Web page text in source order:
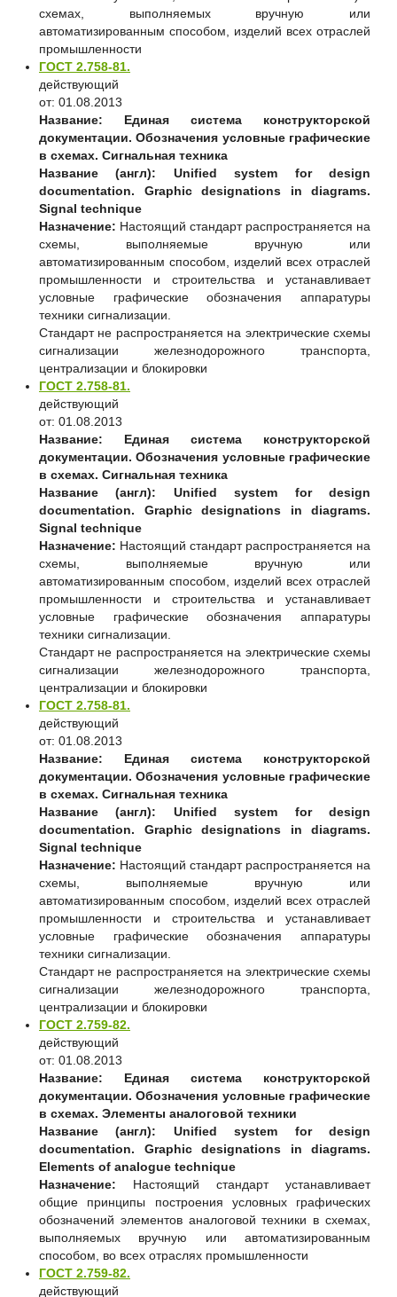
схемах, выполняемых вручную или
автоматизированным способом, изделий всех отраслей
промышленности
ГОСТ 2.758-81.
действующий
от: 01.08.2013
Название:
Единая система конструкторской
документации. Обозначения условные графические
в схемах. Сигнальная техника
Название (англ):
Unified system for design
documentation. Graphic designations in diagrams.
Signal technique
Назначение: Настоящий стандарт распространяется на
схемы, выполняемые вручную или
автоматизированным способом, изделий всех отраслей
промышленности и строительства и устанавливает
условные графические обозначения аппаратуры
техники сигнализации.
Стандарт не распространяется на электрические схемы
сигнализации железнодорожного транспорта,
централизации и блокировки
ГОСТ 2.758-81.
действующий
от: 01.08.2013
Название:
Единая система конструкторской
документации. Обозначения условные графические
в схемах. Сигнальная техника
Название (англ):
Unified system for design
documentation. Graphic designations in diagrams.
Signal technique
Назначение: Настоящий стандарт распространяется на
схемы, выполняемые вручную или
автоматизированным способом, изделий всех отраслей
промышленности и строительства и устанавливает
условные графические обозначения аппаратуры
техники сигнализации.
Стандарт не распространяется на электрические схемы
сигнализации железнодорожного транспорта,
централизации и блокировки
ГОСТ 2.758-81.
действующий
от: 01.08.2013
Название:
Единая система конструкторской
документации. Обозначения условные графические
в схемах. Сигнальная техника
Название (англ):
Unified system for design
documentation. Graphic designations in diagrams.
Signal technique
Назначение: Настоящий стандарт распространяется на
схемы, выполняемые вручную или
автоматизированным способом, изделий всех отраслей
промышленности и строительства и устанавливает
условные графические обозначения аппаратуры
техники сигнализации.
Стандарт не распространяется на электрические схемы
сигнализации железнодорожного транспорта,
централизации и блокировки
ГОСТ 2.759-82.
действующий
от: 01.08.2013
Название:
Единая система конструкторской
документации. Обозначения условные графические
в схемах. Элементы аналоговой техники
Название (англ):
Unified system for design
documentation. Graphic designations in diagrams.
Elements of analogue technique
Назначение: Настоящий стандарт устанавливает
общие принципы построения условных графических
обозначений элементов аналоговой техники в схемах,
выполняемых вручную или автоматизированным
способом, во всех отраслях промышленности
ГОСТ 2.759-82.
действующий